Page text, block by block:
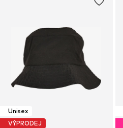
Unisex
VÝPRODEJ